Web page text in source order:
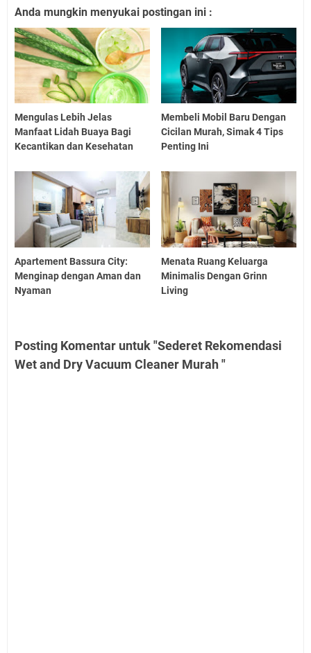
Anda mungkin menyukai postingan ini :
Mengulas Lebih Jelas
Manfaat Lidah Buaya Bagi
Kecantikan dan Kesehatan
Membeli Mobil Baru Dengan
Cicilan Murah, Simak 4 Tips
Penting Ini
Apartement Bassura City:
Menginap dengan Aman dan
Nyaman
Menata Ruang Keluarga
Minimalis Dengan Grinn
Living
Posting Komentar untuk "Sederet Rekomendasi
Wet and Dry Vacuum Cleaner Murah "